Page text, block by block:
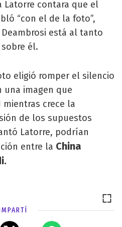
Latorre contara que el
“con el de la foto”,
está al tanto
él.
eligió romper el silencio
una imagen que
crece la
de los supuestos
Latorre, podrían
entre la China